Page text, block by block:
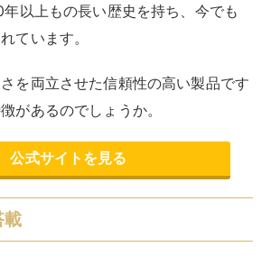
以上もの長い歴史を持ち、今でも
ています。
を両立させた信頼性の高い製品です
があるのでしょうか。
公式サイトを見る
載